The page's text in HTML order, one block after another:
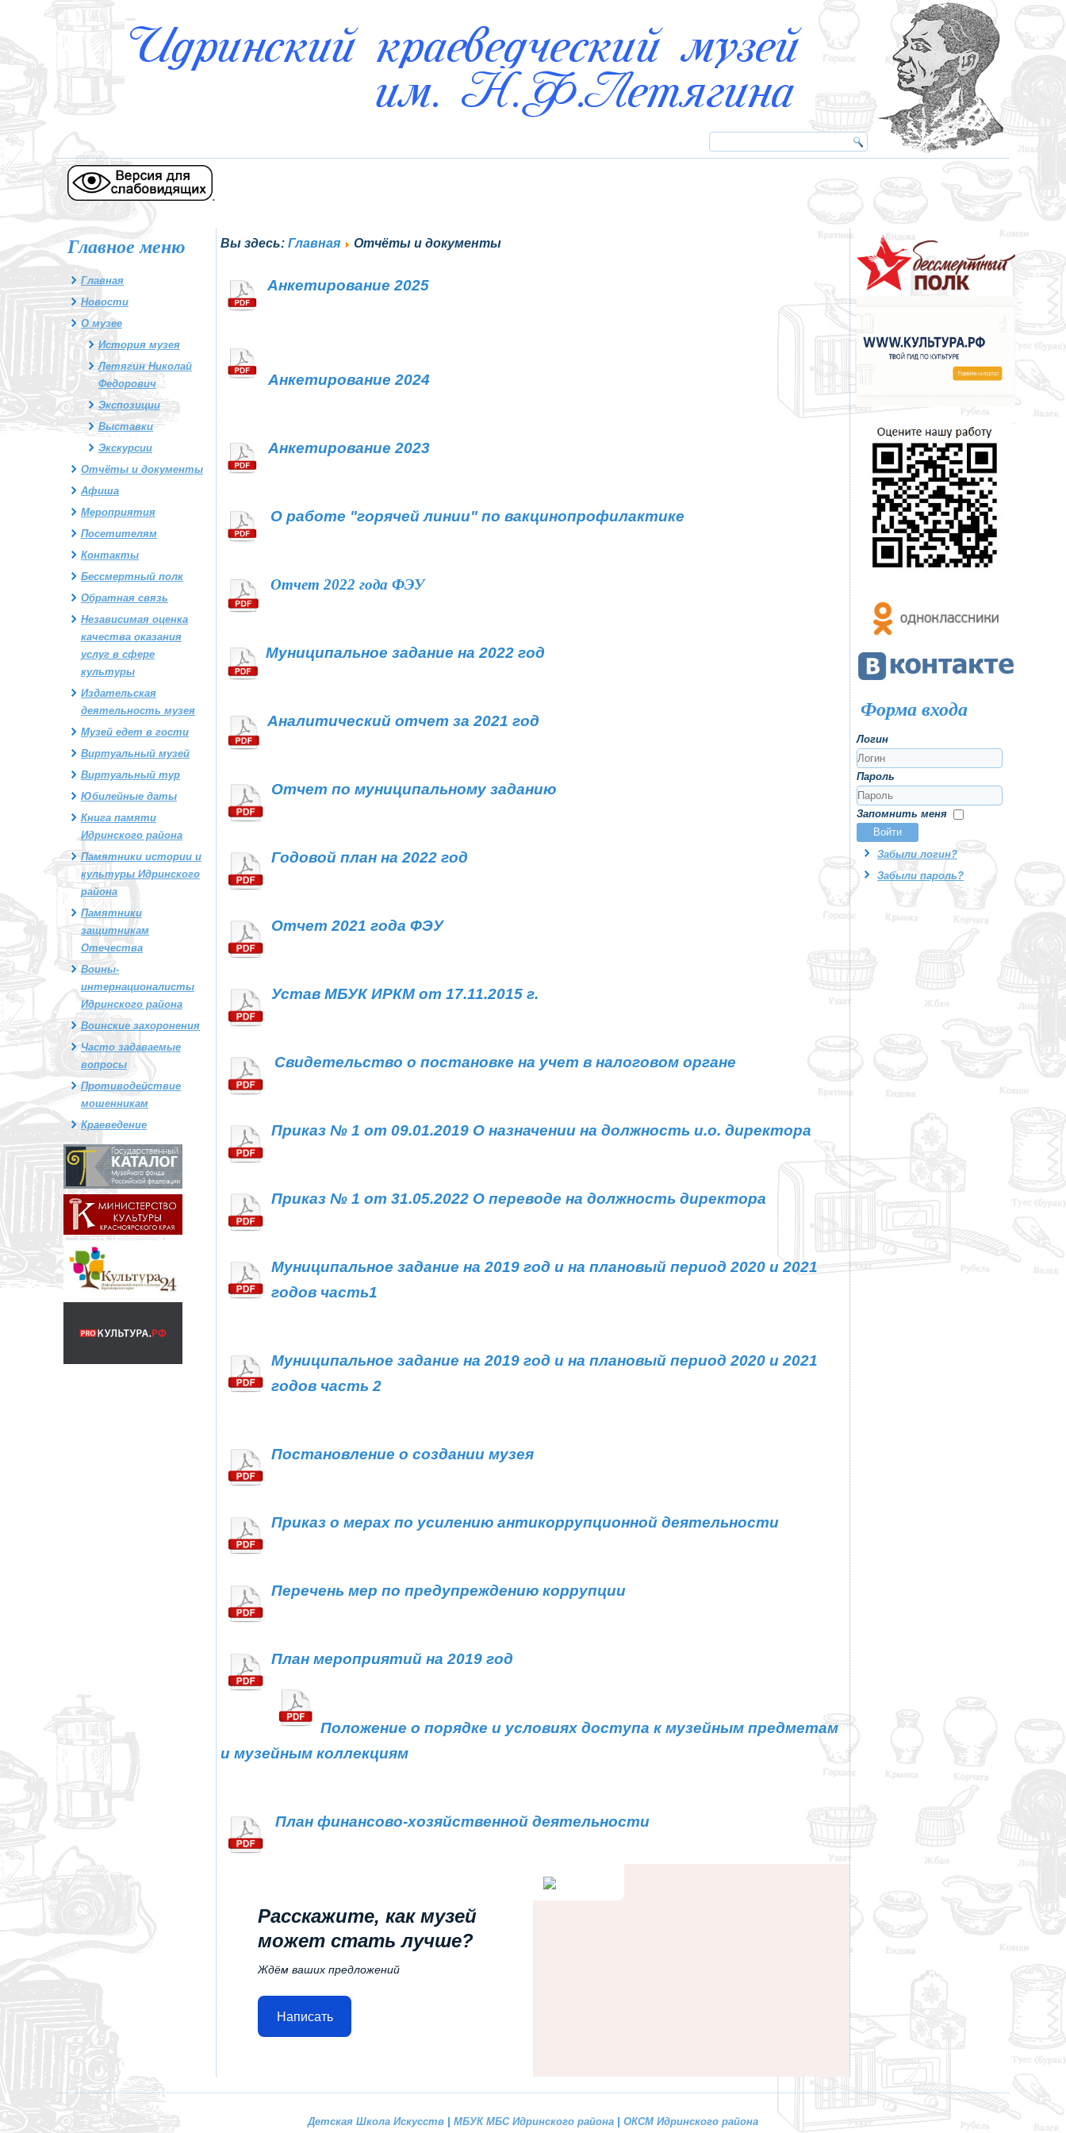
.
Главное меню
Главная
Новости
О музее
История музея
Летягин Николай
Федорович
Экспозиции
Выставки
Экскурсии
Отчёты и документы
Афиша
Мероприятия
Посетителям
Контакты
Бессмертный полк
Обратная связь
Независимая оценка
качества оказания
услуг в сфере
культуры
Издательская
деятельность музея
Музей едет в гости
Виртуальный музей
Виртуальный тур
Юбилейные даты
Книга памяти
Идринского района
Памятники истории и
культуры Идринского
района
Памятники
защитникам
Отечества
Воины-
интернационалисты
Идринского района
Воинские захоронения
Часто задаваемые
вопросы
Противодействие
мошенникам
Краеведение
Вы здесь: Главная Отчёты и документы
Анкетирование 2025
Анкетирование 2024
Анкетирование 2023
О работе "горячей линии" по вакцинопрофилактике
Отчет 2022 года ФЭУ
Муниципальное задание на 2022 год
Аналитический отчет за 2021 год
Отчет по муниципальному заданию
Годовой план на 2022 год
Отчет 2021 года ФЭУ
Устав МБУК ИРКМ от 17.11.2015 г.
Свидетельство о постановке на учет в налоговом органе
Приказ № 1 от 09.01.2019 О назначении на должность и.о. директора
Приказ № 1 от 31.05.2022 О переводе на должность директора
Муниципальное задание на 2019 год и на плановый период 2020 и 2021
годов часть1
Муниципальное задание на 2019 год и на плановый период 2020 и 2021
годов часть 2
Постановление о создании музея
Приказ о мерах по усилению антикоррупционной деятельности
Перечень мер по предупреждению коррупции
План мероприятий на 2019 год
Положение о порядке и условиях доступа к музейным предметам
и музейным коллекциям
План финансово-хозяйственной деятельности
Расскажите, как музей
может стать лучше?
Ждём ваших предложений
Написать
Форма входа
Логин
Пароль
Запомнить меня
Войти
Забыли логин?
Забыли пароль?
Детская Школа Искусств МБУК МБС Идринского района ОКСМ Идринского района